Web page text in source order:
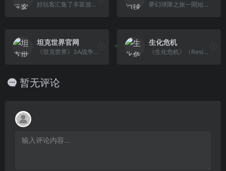
好玩客汇集了丰富游戏资源，为广大玩家提供全面的游戏情报资讯。 夢幻球隊之旅一開始，玩家會有一隊由原創球員組成的球隊。這班球員能力一般，所以最好簽入一些新球員。要簽下球員，就必須前往[簽約]。建議查看「標準球員清單」，可在那裡用歡迎獎勵簽下球員 。
坦克世界官网
《坦克世界》3A战争射击网游。各系史实坦克，真实战场还原；极致感官体验，恢弘史诗原声；多人竞技对抗，战术策略制胜；大战场新玩法，享受无穷乐趣。
生化危机
《生化危机》（Resident Evil）是由日本CAPCOM公司推出的电子系列单机游戏。游戏成为以丧尸等恐怖元素为主题的游戏中极具影响力的代表作品。生化危机 系列目前共推出了九款正篇游戏，而第十款正在开发中。除了电玩游戏之外，生化危机系列还衍生出了漫画、电影、小说等多种改编作品。
暂无评论